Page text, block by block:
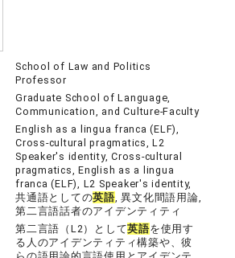
School of Law and Politics
Professor
Graduate School of Language,
Communication, and Culture-Faculty
English as a lingua franca (ELF),
Cross-cultural pragmatics, L2
Speaker's identity, Cross-cultural
pragmatics, English as a lingua
franca (ELF), L2 Speaker's identity,
共通語としての英語, 異文化間語用論,
第二言語話者のアイデンティティ
第二言語（L2）として英語を使用す
る人のアイデンティティ構築や、彼